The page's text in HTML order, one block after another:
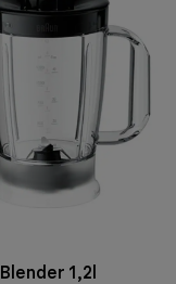
Blender 1,2l